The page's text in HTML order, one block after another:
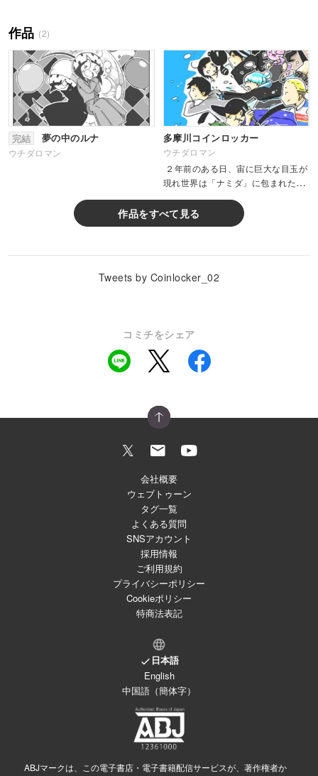
作品 (2)
完結 夢の中のルナ
ウチダロマン
多摩川コインロッカー
ウチダロマン
２年前のある日、宙に巨大な目玉が
現れ世界は「ナミダ」に包まれた。
壁。殺人事件。映画サークル。夢。
大学時代の思い出をSFチックにスト
作品をすべて見る
Tweets by Coinlocker_02
コミチをシェア
会社概要
ウェブトゥーン
タグ一覧
よくある質問
SNSアカウント
採用情報
ご利用規約
プライバシーポリシー
Cookieポリシー
特商法表記
日本語
English
中国語（簡体字）
ABJマークは、この電子書店・電子書籍配信サービスが、著作権者か